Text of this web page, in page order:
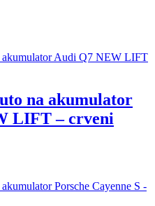
€.
na akumulator
LIFT – crveni
€.